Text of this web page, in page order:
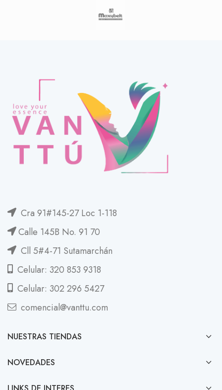
Cra 91#145-27 Loc 1-118
Calle 145B No. 91 70
Cll 5#4-71 Sutamarchán
Celular: 320 853 9318
Celular: 302 296 5427
comencial@vanttu.com
NUESTRAS TIENDAS
NOVEDADES